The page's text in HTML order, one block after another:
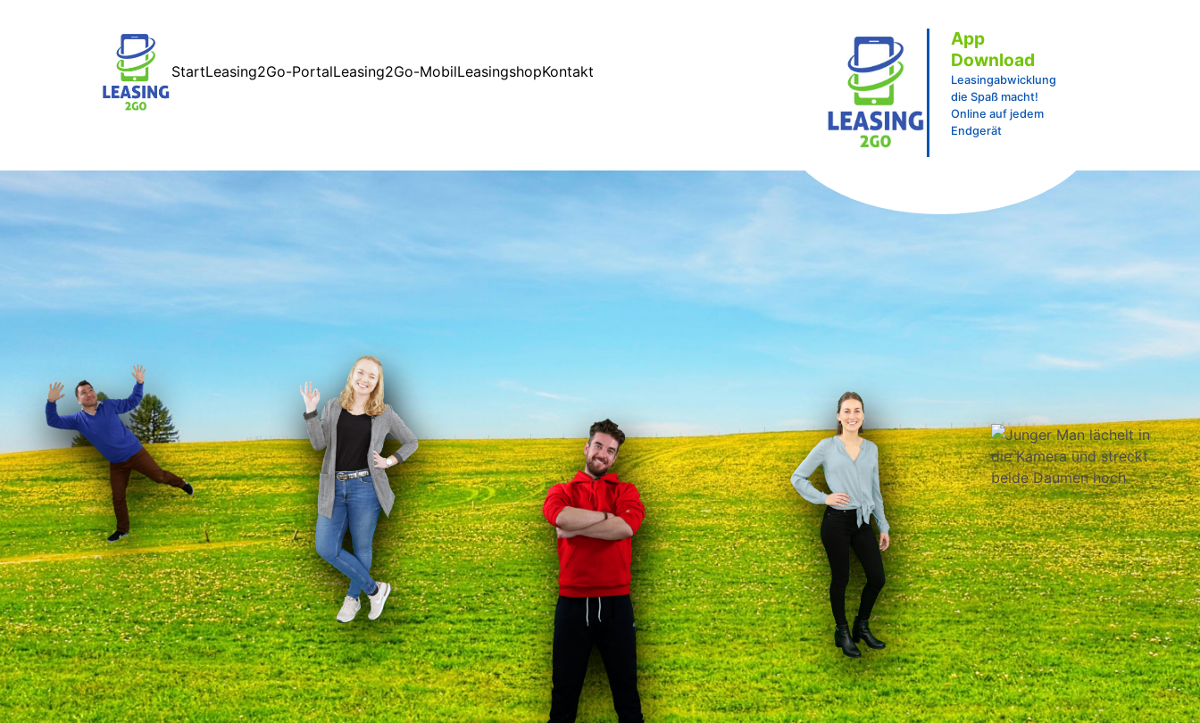
StartLeasing2Go-PortalLeasing2Go-MobilLeasingshopKontakt
App
Download
Leasingabwicklung
die Spaß macht!
Online auf jedem
Endgerät